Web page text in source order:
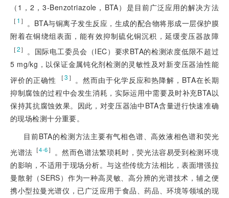
（1，2，3-Benzotriazole，BTA）是目前广泛应用的解决方法
［ 1 ］
。BTA与铜离子发生反应，生成的配合物将形成一层保护膜
附着在铜绕组表面，能有效抑制硫化铜沉积，延缓变压器故障
［2］ 。国际电工委员会（IEC）要求BTA的检测浓度低限不超过
5 mg/kg，以保证金属钝化剂检测的灵敏性及对新变压器油性能
评价的正确性 ［3 ］
。然而由于化学反应和热降解，BTA在长期
抑制腐蚀的过程中会发生消耗，实际运用中需要及时补充BTA以
保持其抗腐蚀效果。因此，对变压器油中BTA含量进行快速准确
的现场检测十分重要。
目前BTA的检测方法主要有气相色谱、高效液相色谱和荧光
光谱法 ［4-6］
。然而色谱法繁琐耗时，荧光法容易受到检测环境
的影响，不适用于现场分析。与这些传统方法相比，表面增强拉
曼散射（SERS）作为一种高灵敏、高分辨的光谱技术，辅之便
携小型拉曼光谱仪，已广泛应用于食品、药品、环境等领域的现